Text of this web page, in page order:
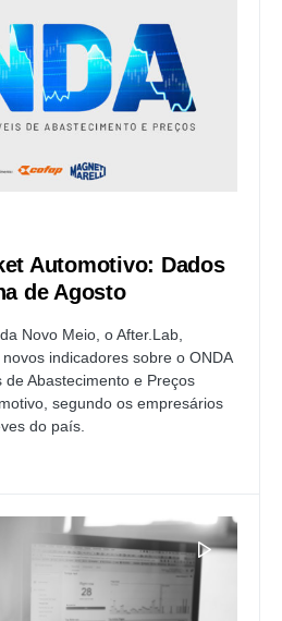
Automotivo: Dados
de Agosto
Novo Meio, o After.Lab,
indicadores sobre o ONDA
Abastecimento e Preços
segundo os empresários
do país.